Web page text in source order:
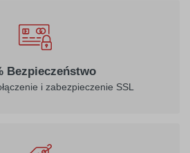
Bezpieczeństwo
i zabezpieczenie SSL